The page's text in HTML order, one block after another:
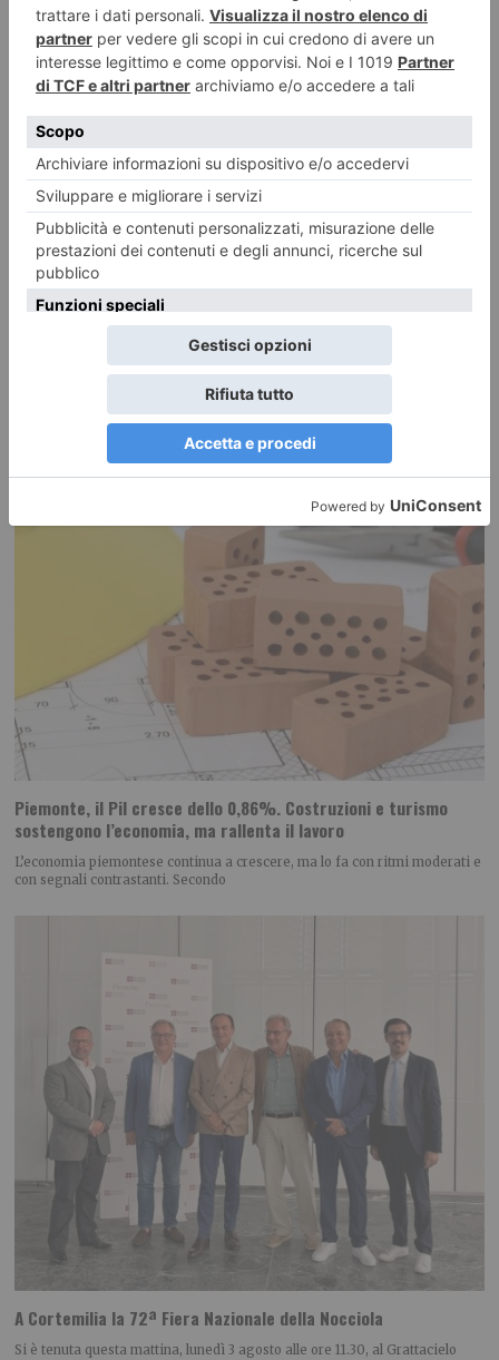
Nocciole, raccolta al via con una settimana di anticipo
Confagricoltura Piemonte: «ora il mercato riconosca il valore della
produzione» Allasia: “Annata difficile tra caldo, siccità
Piemonte, il Pil cresce dello 0,86%. Costruzioni e turismo
sostengono l’economia, ma rallenta il lavoro
L’economia piemontese continua a crescere, ma lo fa con ritmi moderati e
con segnali contrastanti. Secondo
A Cortemilia la 72ª Fiera Nazionale della Nocciola
Si è tenuta questa mattina, lunedì 3 agosto alle ore 11.30, al Grattacielo